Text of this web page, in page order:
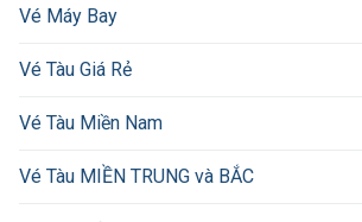
Vé Máy Bay
Vé Tàu Giá Rẻ
Vé Tàu Miền Nam
Vé Tàu MIỀN TRUNG và BẮC